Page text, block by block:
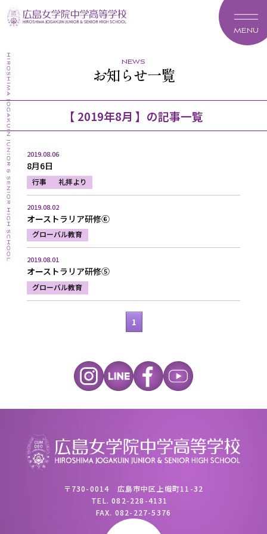
MENU
news
お知らせ一覧
【 2019年8月 】の記事一覧
2019.08.06
8月6日
行事 礼拝より
2019.08.02
オーストラリア研修⑥
グローバル教育
2019.08.01
オーストラリア研修⑤
グローバル教育
1
〒730-0014 広島市中区上幟町11-32
TEL.082-228-4131
FAX. 082-227-5376